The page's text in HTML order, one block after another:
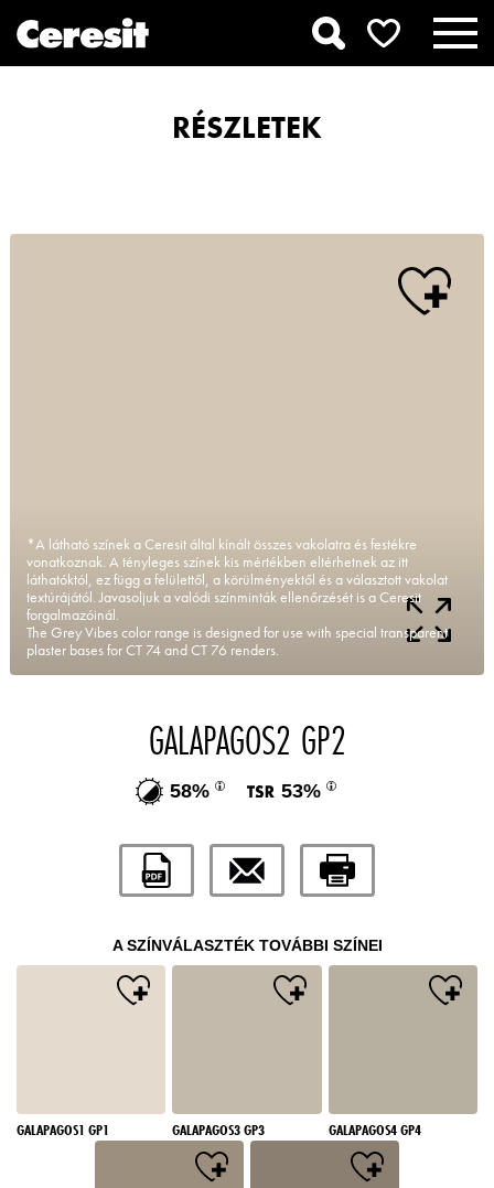
RÉSZLETEK
*A látható színek a Ceresit által kínált összes vakolatra és festékre
vonatkoznak. A tényleges színek kis mértékben eltérhetnek az itt
láthatóktól, ez függ a felülettől, a körülményektől és a választott vakolat
textúrájától. Javasoljuk a valódi színminták ellenőrzését is a Ceresit
forgalmazóinál.
The Grey Vibes color range is designed for use with special transparent
plaster bases for CT 74 and CT 76 renders.
GALAPAGOS2 GP2
58% 53%
A SZÍNVÁLASZTÉK TOVÁBBI SZÍNEI
GALAPAGOS1 GP1 GALAPAGOS3 GP3 GALAPAGOS4 GP4